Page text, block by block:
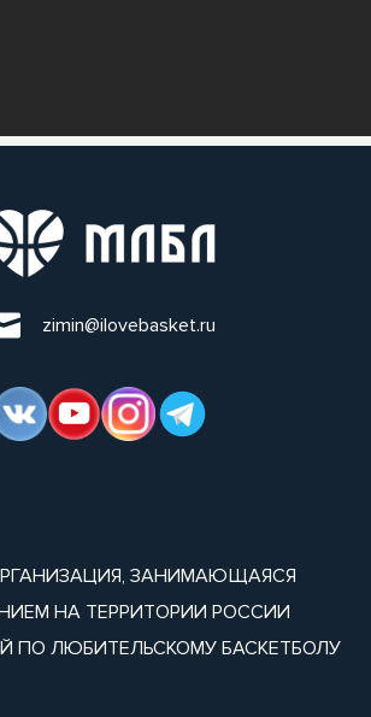
zimin@ilovebasket.ru
ЗАНИМАЮЩАЯСЯ
НА ТЕРРИТОРИИ РОССИИ
ПО ЛЮБИТЕЛЬСКОМУ БАСКЕТБОЛУ